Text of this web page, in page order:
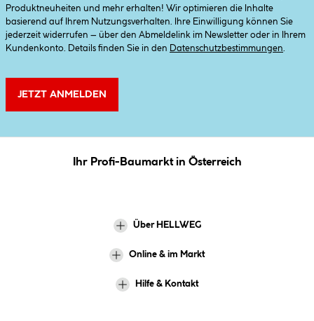
Produktneuheiten und mehr erhalten! Wir optimieren die Inhalte
basierend auf Ihrem Nutzungsverhalten. Ihre Einwilligung können Sie
jederzeit widerrufen – über den Abmeldelink im Newsletter oder in Ihrem
Kundenkonto. Details finden Sie in den
Datenschutzbestimmungen
JETZT ANMELDEN
Ihr Profi-Baumarkt in Österreich
Über HELLWEG
Online & im Markt
Hilfe & Kontakt